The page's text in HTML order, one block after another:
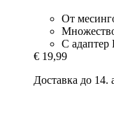
От
С адаптер
€ 19,99
Доставка до 14.